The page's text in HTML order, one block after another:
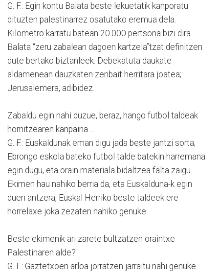
G. F.: Egin kontu Balata beste lekuetatik kanporatu
dituzten palestinarrez osatutako eremua dela.
Kilometro karratu batean 20.000 pertsona bizi dira.
Balata “zeru zabalean dagoen kartzela”tzat definitzen
dute bertako biztanleek. Debekatuta daukate
aldamenean dauzkaten zenbait herritara joatea;
Jerusalemera, adibidez.
Zabaldu egin nahi duzue, beraz, hango futbol taldeak
hornitzearen kanpaina…
G. F.: Euskaldunak eman digu jada beste jantzi sorta;
Ebrongo eskola bateko futbol talde batekin harremana
egin dugu, eta orain materiala bidaltzea falta zaigu.
Ekimen hau nahiko berria da, eta Euskalduna-k egin
duen antzera, Euskal Herriko beste taldeek ere
horrelaxe joka zezaten nahiko genuke.
Beste ekimenik ari zarete bultzatzen oraintxe
Palestinaren alde?
G. F.: Gaztetxoen arloa jorratzen jarraitu nahi genuke.